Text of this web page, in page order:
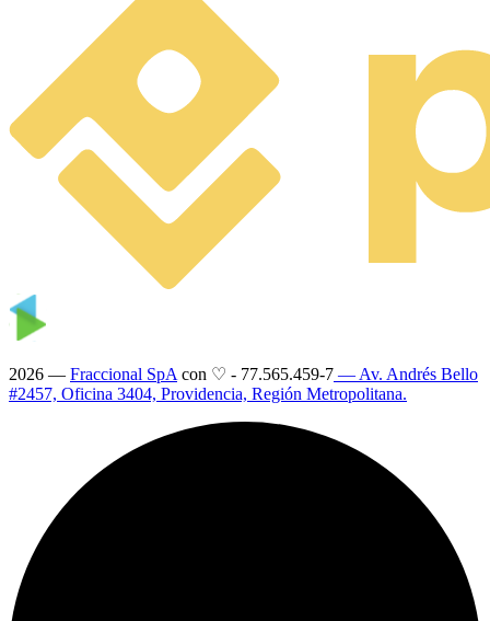
2026 — Fraccional SpA con ♡ - 77.565.459-7 — Av. Andrés Bello
#2457, Oficina 3404, Providencia, Región Metropolitana.